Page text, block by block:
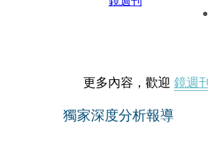
更多內容，歡迎 鏡週
獨家深度分析報導